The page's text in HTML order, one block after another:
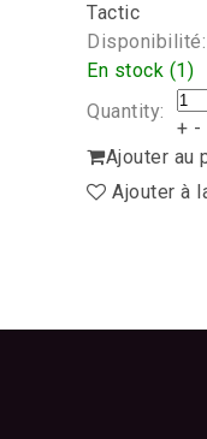
Tactic
Disponibilité:
En stock (1)
Quantity:
+ -
Ajouter au
Ajouter à